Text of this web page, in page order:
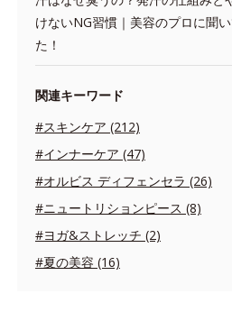
けないNG習慣｜美容のプロに聞
た！
関連キーワード
#スキンケア (212)
#インナーケア (47)
#オルビス ディフェンセラ (26)
#ニュートリションピース (8)
#ヨガ&ストレッチ (2)
#夏の美容 (16)